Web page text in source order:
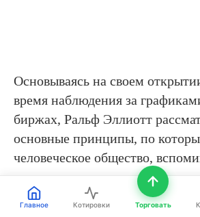
Основываясь на своем
время наблюдения за
биржах, Ральф Эллиотт
основные принципы, по
человеческое общество,
природы и даже о
пирамидах. В издании собраны
Главное Котировки Торговать